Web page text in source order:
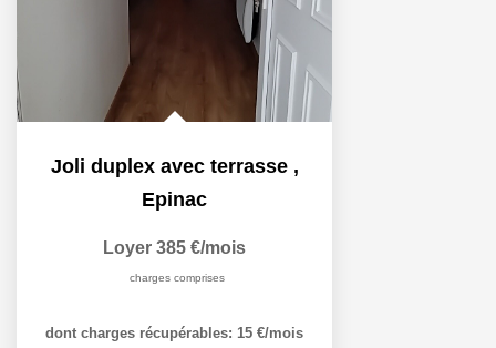
Joli duplex avec terrasse ,
Epinac
Loyer 385 €/mois
charges comprises
dont charges récupérables: 15 €/mois